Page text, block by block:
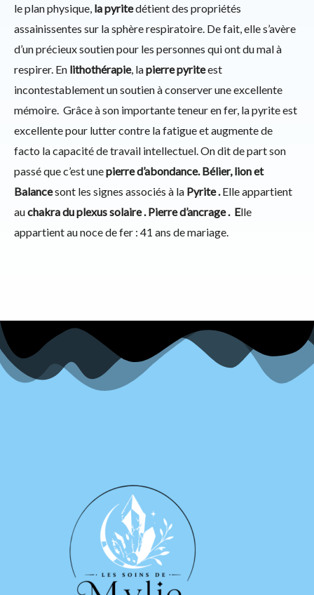
le plan physique, la pyritedétient des propriétés
assainissentes sur la sphère respiratoire. De fait, elle s’avère
d’un précieux soutien pour les personnes qui ont du mal à
respirer. En lithothérapie, lapierre pyriteest
incontestablement un soutien à conserver une excellente
mémoire. Grâce à son importante teneur en fer, la pyrite est
excellente pour lutter contre la fatigue et augmente de
facto la capacité de travail intellectuel. On dit de part son
passé que c’est unepierre d’abondance. Bélier, lion et
Balancesont les signes associés à la Pyrite .Elle appartient
auchakra du plexus solaire . Pierre d’ancrage . Elle
appartient au noce de fer : 41 ans de mariage.